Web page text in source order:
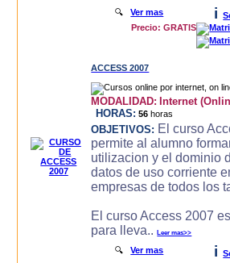
🔍Ver mas i
Precio: GRATIS
ACCESS 2007
MODALIDAD: Internet
HORAS: 56 horas
OBJETIVOS: El curso
permite al alumno
utilizacion y el dominio
datos de uso corriente
empresas de todos los
El curso Access 2007
para lleva..Leer mas>>
🔍Ver mas i